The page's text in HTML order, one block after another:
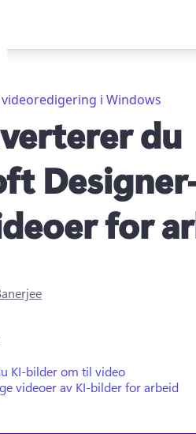
i Windows
du
for
KI-bilder om til video
videoer av KI-bilder for arbeid